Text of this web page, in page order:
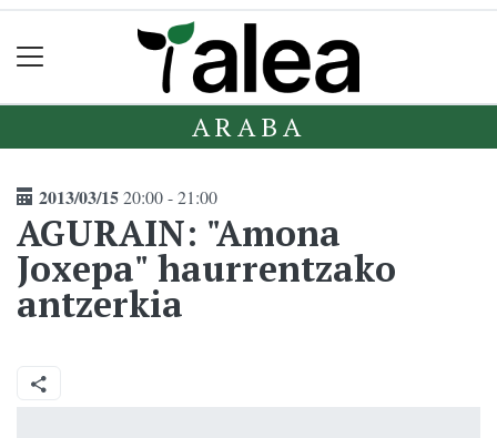
ARABA
2013/03/1520:00 - 21:00
AGURAIN: "Amona
Joxepa" haurrentzako
antzerkia